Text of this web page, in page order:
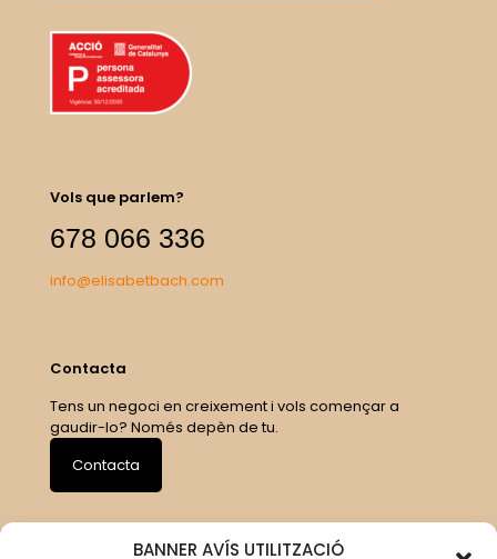
BANNER AVÍS UTILITZACIÓ
Vols que parlem?
678 066 336
info@elisabetbach.com
Contacta
Tens un negoci en creixement i vols començar a
gaudir-lo? Només depèn de tu.
Contacta